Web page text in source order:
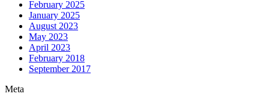
February 2025
January 2025
August 2023
May 2023
April 2023
February 2018
September 2017
Meta